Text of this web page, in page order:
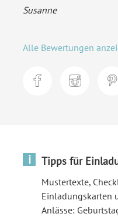
Susanne
Alle Bewertungen
i Tipps für
Mustertexte,
Einladungskarten
Anlässe: